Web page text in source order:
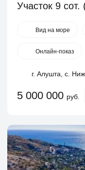
Участок 9
Вид на море
Онлайн-показ
г. Алушта, с.
5 000 000 руб.